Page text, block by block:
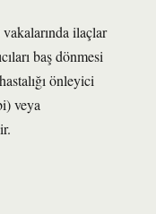
ilaçlar
baş dönmesi
önleyici
veya